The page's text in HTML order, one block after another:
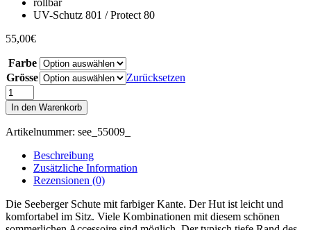
UV-Schutz 801 / Protect 80
55,00€
Farbe
Grösse
Zurücksetzen
Seeberger
Schute
mit
farbiger
Menge
In den Warenkorb
Artikelnummer: see_55009_
Beschreibung
Zusätzliche Information
Rezensionen (0)
Die Seeberger Schute mit farbiger Kante. Der Hut ist leicht und
komfortabel im Sitz. Viele Kombinationen mit diesem schönen